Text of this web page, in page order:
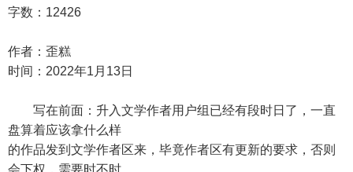
字数：12426
作者：歪糕
时间：2022年1月13日
写在前面：升入文学作者用户组已经有段时日了，一直
盘算着应该拿什么样
的作品发到文学作者区来，毕竟作者区有更新的要求，否则
会下权，需要时不时